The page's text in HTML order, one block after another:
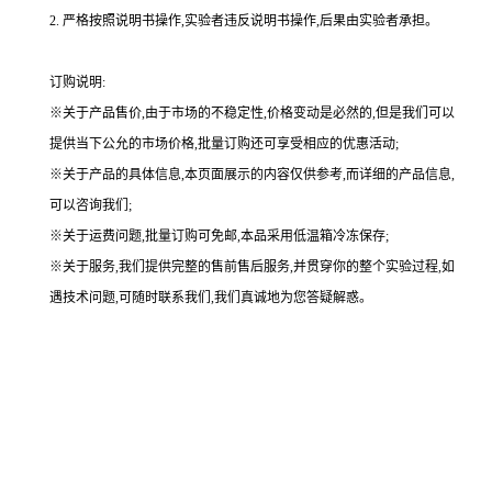
2. 严格按照说明书操作,实验者违反说明书操作,后果由实验者承担。
订购说明:
※关于产品售价,由于市场的不稳定性,价格变动是必然的,但是我们可以
提供当下公允的市场价格,批量订购还可享受相应的优惠活动;
※关于产品的具体信息,本页面展示的内容仅供参考,而详细的产品信息,
可以咨询我们;
※关于运费问题,批量订购可免邮,本品采用低温箱冷冻保存;
※关于服务,我们提供完整的售前售后服务,并贯穿你的整个实验过程,如
遇技术问题,可随时联系我们,我们真诚地为您答疑解惑。